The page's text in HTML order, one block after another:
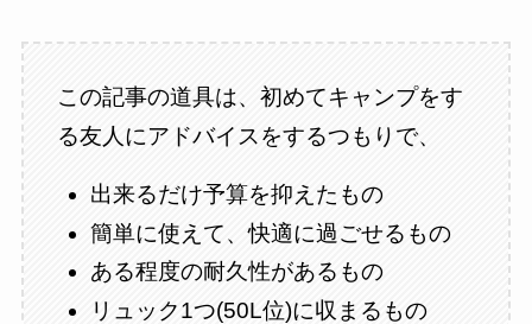
この記事の道具は、初めてキャンプをす
る友人にアドバイスをするつもりで、
出来るだけ予算を抑えたもの
簡単に使えて、快適に過ごせるもの
ある程度の耐久性があるもの
リュック1つ(50L位)に収まるもの